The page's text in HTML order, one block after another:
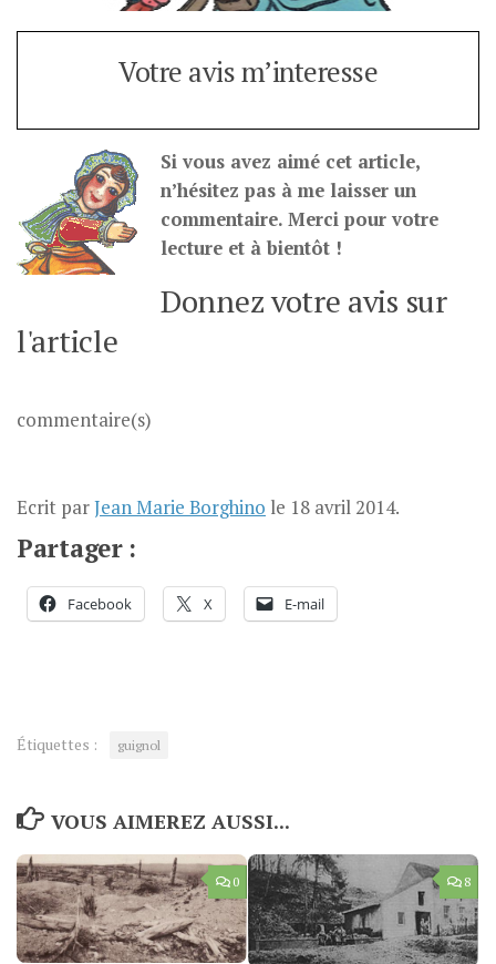
Votre avis m’interesse
Si vous avez aimé cet article,
n’hésitez pas à me laisser un
commentaire. Merci pour votre
lecture et à bientôt !
Donnez votre avis sur
l'article
commentaire(s)
Ecrit parJean Marie Borghino le 18 avril 2014.
Partager :
Facebook X E-mail
Étiquettes : guignol
VOUS AIMEREZ AUSSI...
0 8